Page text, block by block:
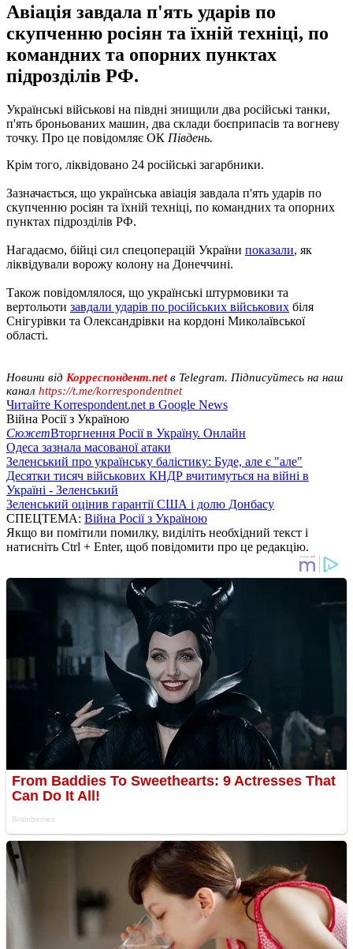
Авіація завдала п'ять ударів по
скупченню росіян та їхній техніці, по
командних та опорних пунктах
підрозділів РФ.
Українські військові на півдні знищили два російські танки,
п'ять броньованих машин, два склади боєприпасів та вогневу
точку. Про це повідомляє ОК Південь.
Крім того, ліквідовано 24 російські загарбники.
Зазначається, що українська авіація завдала п'ять ударів по
скупченню росіян та їхній техніці, по командних та опорних
пунктах підрозділів РФ.
Нагадаємо, бійці сил спецоперацій України показали, як
ліквідували ворожу колону на Донеччині.
Також повідомлялося, що українські штурмовики та
вертольоти завдали ударів по російських військових біля
Снігурівки та Олександрівки на кордоні Миколаївської
області.
Новини від Корреспондент.netв Telegram. Підписуйтесь на наш
канал https://t.me/korrespondentnet
Читайте Korrespondent.net в Google News
Війна Росії з Україною
СюжетВторгнення Росії в Україну. Онлайн
Одеса зазнала масованої атаки
Зеленський про українську балістику: Буде, але є "але"
Десятки тисяч військових КНДР вчитимуться на війні в
Україні - Зеленський
Зеленський оцінив гарантії США і долю Донбасу
СПЕЦТЕМА: Війна Росії з Україною
Якщо ви помітили помилку, виділіть необхідний текст і
натисніть Ctrl + Enter, щоб повідомити про це редакцію.